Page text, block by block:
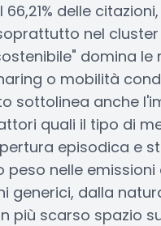
delle
nel
domina le
o mobilità
sottolinea anche
quali il tipo di
episodica e
nelle emissioni
generici, dalla
più scarso spazio